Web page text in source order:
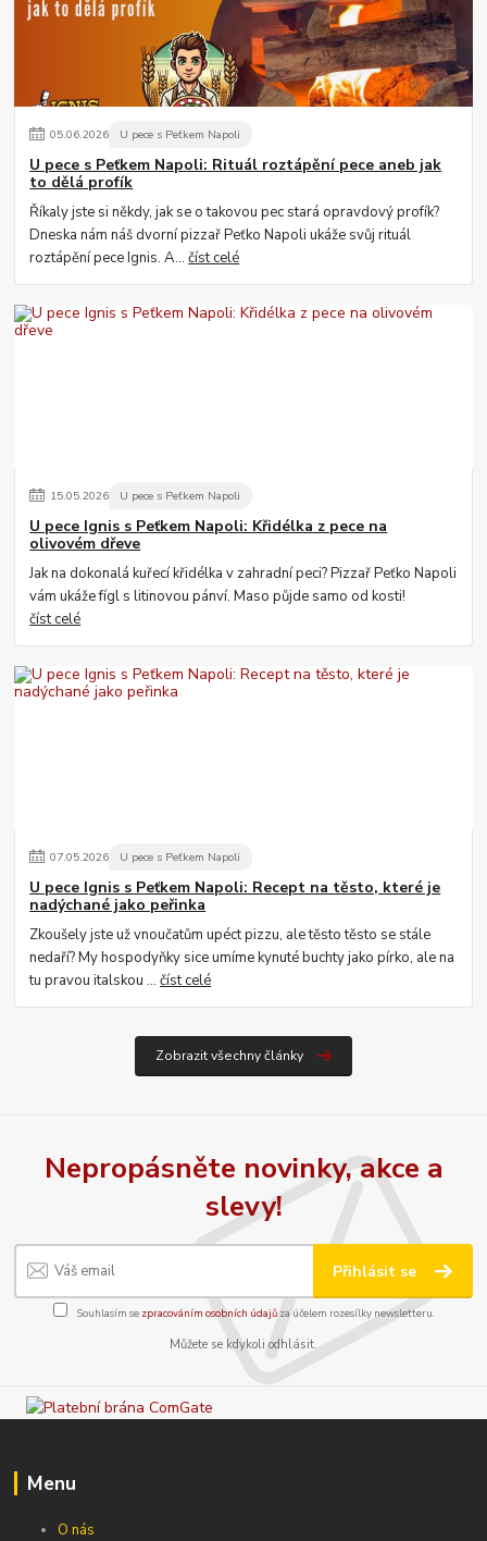
05.06.2026 U pece s Peťkem Napoli
U pece s Peťkem Napoli: Rituál roztápění pece aneb jak
to dělá profík
Říkaly jste si někdy, jak se o takovou pec stará opravdový profík?
Dneska nám náš dvorní pizzař Peťko Napoli ukáže svůj rituál
roztápění pece Ignis. A...číst celé
15.05.2026 U pece s Peťkem Napoli
U pece Ignis s Peťkem Napoli: Křidélka z pece na
olivovém dřeve
Jak na dokonalá kuřecí křidélka v zahradní peci? Pizzař Peťko Napoli
vám ukáže fígl s litinovou pánví. Maso půjde samo od kosti!
číst celé
07.05.2026 U pece s Peťkem Napoli
U pece Ignis s Peťkem Napoli: Recept na těsto, které je
nadýchané jako peřinka
Zkoušely jste už vnoučatům upéct pizzu, ale těsto těsto se stále
nedaří? My hospodyňky sice umíme kynuté buchty jako pírko, ale na
tu pravou italskou ...číst celé
Zobrazit všechny články
Nepropásněte novinky, akce a
slevy!
Přihlásit se
Souhlasím se zpracováním osobních údajůza účelem rozesílky newsletteru.
Můžete se kdykoli odhlásit.
Menu
O nás